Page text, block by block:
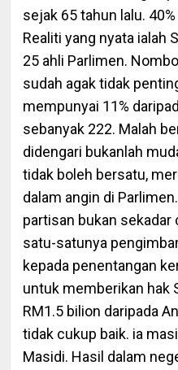
sejak 65 tahun lalu.
Realiti yang nyata ialah
25 ahli Parlimen.
sudah agak tidak
mempunyai 11%
sebanyak 222. Malah
didengari bukanlah
tidak boleh bersatu,
dalam angin di
partisan bukan sekadar
satu-satunya
kepada penentangan
untuk memberikan hak
RM1.5 bilion daripada
tidak cukup baik. ia
Masidi. Hasil dalam